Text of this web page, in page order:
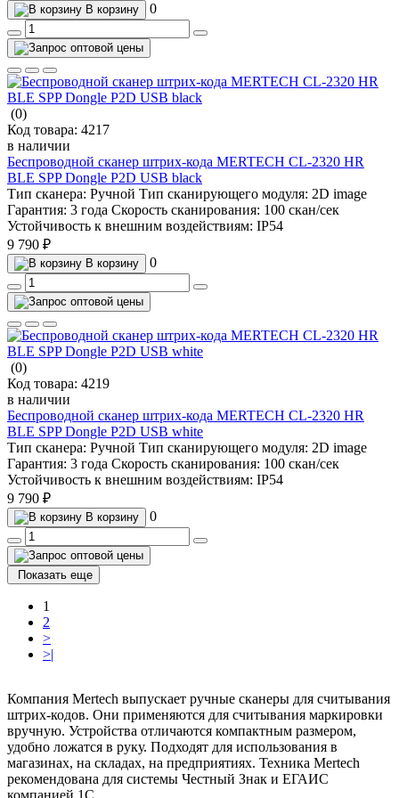
В корзину 0
(0)
Код товара: 4217
в наличии
Беспроводной сканер штрих-кода MERTECH CL-2320 HR
BLE SPP Dongle P2D USB black
Тип сканера: Ручной Тип сканирующего модуля: 2D image
Гарантия: 3 года Скорость сканирования: 100 скан/сек
Устойчивость к внешним воздействиям: IP54
9 790 ₽
В корзину 0
(0)
Код товара: 4219
в наличии
Беспроводной сканер штрих-кода MERTECH CL-2320 HR
BLE SPP Dongle P2D USB white
Тип сканера: Ручной Тип сканирующего модуля: 2D image
Гарантия: 3 года Скорость сканирования: 100 скан/сек
Устойчивость к внешним воздействиям: IP54
9 790 ₽
В корзину 0
Показать еще
1
2
>
>|
Компания Mertech выпускает ручные сканеры для считывания
штрих-кодов. Они применяются для считывания маркировки
вручную. Устройства отличаются компактным размером,
удобно ложатся в руку. Подходят для использования в
магазинах, на складах, на предприятиях. Техника Mertech
рекомендована для системы Честный Знак и ЕГАИС
компанией 1С.